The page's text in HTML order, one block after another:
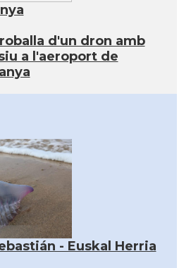
d'un dron amb
a l'aeroport de
- Euskal Herria